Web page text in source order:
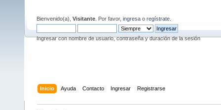
Bienvenido(a), Visitante . Por favor, ingresa o regístrate
Ingresar con nombre de usuario, contraseña y duración de la sesión
Inicio Ayuda Contacto Ingresar Registrarse